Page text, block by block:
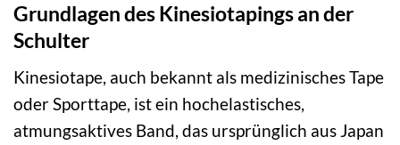
Grundlagen des Kinesiotapings an der
Schulter
Kinesiotape, auch bekannt als medizinisches Tape
oder Sporttape, ist ein hochelastisches,
atmungsaktives Band, das ursprünglich aus Japan